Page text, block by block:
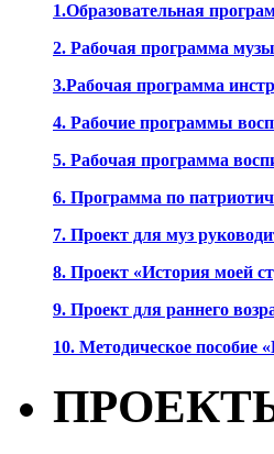
1.Образовательная
2. Рабочая программа
3.Рабочая программа
4. Рабочие программы
5. Рабочая программа
6. Программа по
7. Проект для муз
8. Проект «История моей
9. Проект для раннего
10. Методическое